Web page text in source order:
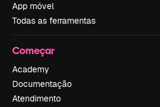
App móvel
Todas as ferramentas
Começar
Academy
Documentação
Atendimento